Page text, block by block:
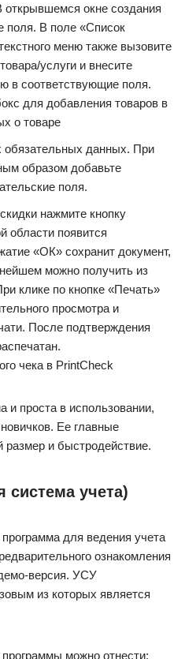
окне создания
поля. В поле «Список
меню также вызовите
услуги и внесите
в соответствующие поля.
для добавления товаров в
обязательных данных. При
образом добавьте
поля.
нажмите кнопку
области появится
«ОК» сохранит документ,
можно получить из
клике по кнопке «Печать»
просмотра и
После подтверждения
и проста в использовании,
Ее главные
и быстродействие.
система учета)
для ведения учета
ознакомления
версия. УСУ
из которых является
можно отнести: